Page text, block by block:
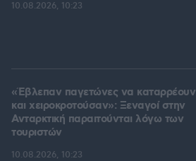
10.08.2026, 10:23
«Έβλεπαν παγετώνες να καταρρέουν
και χειροκροτούσαν»: Ξεναγοί στην
Ανταρκτική παραιτούνται λόγω των
τουριστών
10.08.2026, 10:23